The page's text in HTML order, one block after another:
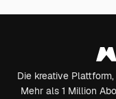
Die kreative
Mehr als 1 Million